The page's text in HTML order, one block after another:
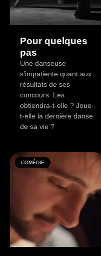
Pour quelques
pas
Une danseuse
s’impatiente quant aux
résultats de ses
concours. Les
obtiendra-t-elle ? Joue-
t-elle la dernière danse
de sa vie ?
COMÉDIE